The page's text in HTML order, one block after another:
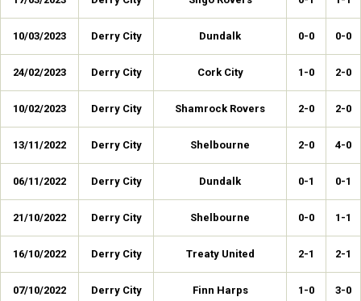
10/03/2023 Derry City Dundalk 0-0 0-0
24/02/2023 Derry City Cork City 1-0 2-0
10/02/2023 Derry City Shamrock Rovers 2-0 2-0
13/11/2022 Derry City Shelbourne 2-0 4-0
06/11/2022 Derry City Dundalk 0-1 0-1
21/10/2022 Derry City Shelbourne 0-0 1-1
16/10/2022 Derry City Treaty United 2-1 2-1
07/10/2022 Derry City Finn Harps 1-0 3-0